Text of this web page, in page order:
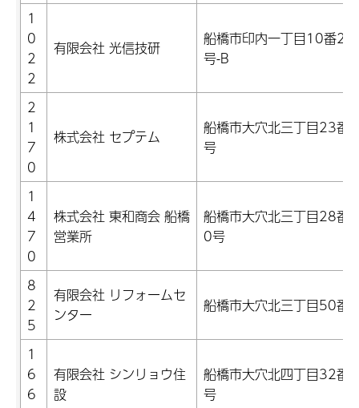
1
0
2
2
有限会社 光信技研
船橋市印内一丁目10番26
号-B
2
1
7
0
株式会社 セプテム
船橋市大穴北三丁目23番4
号
1
4
7
0
株式会社 東和商会 船橋
営業所
船橋市大穴北三丁目28番1
0号
8
2
5
有限会社 リフォームセ
ンター
船橋市大穴北三丁目50番
1
6
6
有限会社 シンリョウ住
設
船橋市大穴北四丁目32番5
号